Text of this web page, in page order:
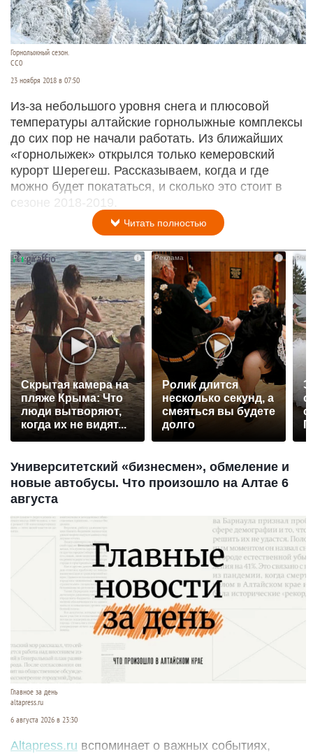
Горнолыжный сезон.
CC0
23 ноября 2018 в 07:50
Из-за небольшого уровня снега и плюсовой
температуры алтайские горнолыжные комплексы
до сих пор не начали работать. Из ближайших
«горнолыжек» открылся только кемеровский
курорт Шерегеш. Рассказываем, когда и где
можно будет покататься, и сколько это стоит в
сезоне 2018-2019.
Читать полностью
i
Скрытая камера на
пляже Крыма: Что
люди вытворяют,
когда их не видят...
i
Ролик длится
несколько секунд, а
смеяться вы будете
долго
Университетский «бизнесмен», обмеление и
новые автобусы. Что произошло на Алтае 6
августа
Главное за день
altapress.ru
6 августа 2026 в 23:30
Altapress.ru вспоминает о важных событиях,